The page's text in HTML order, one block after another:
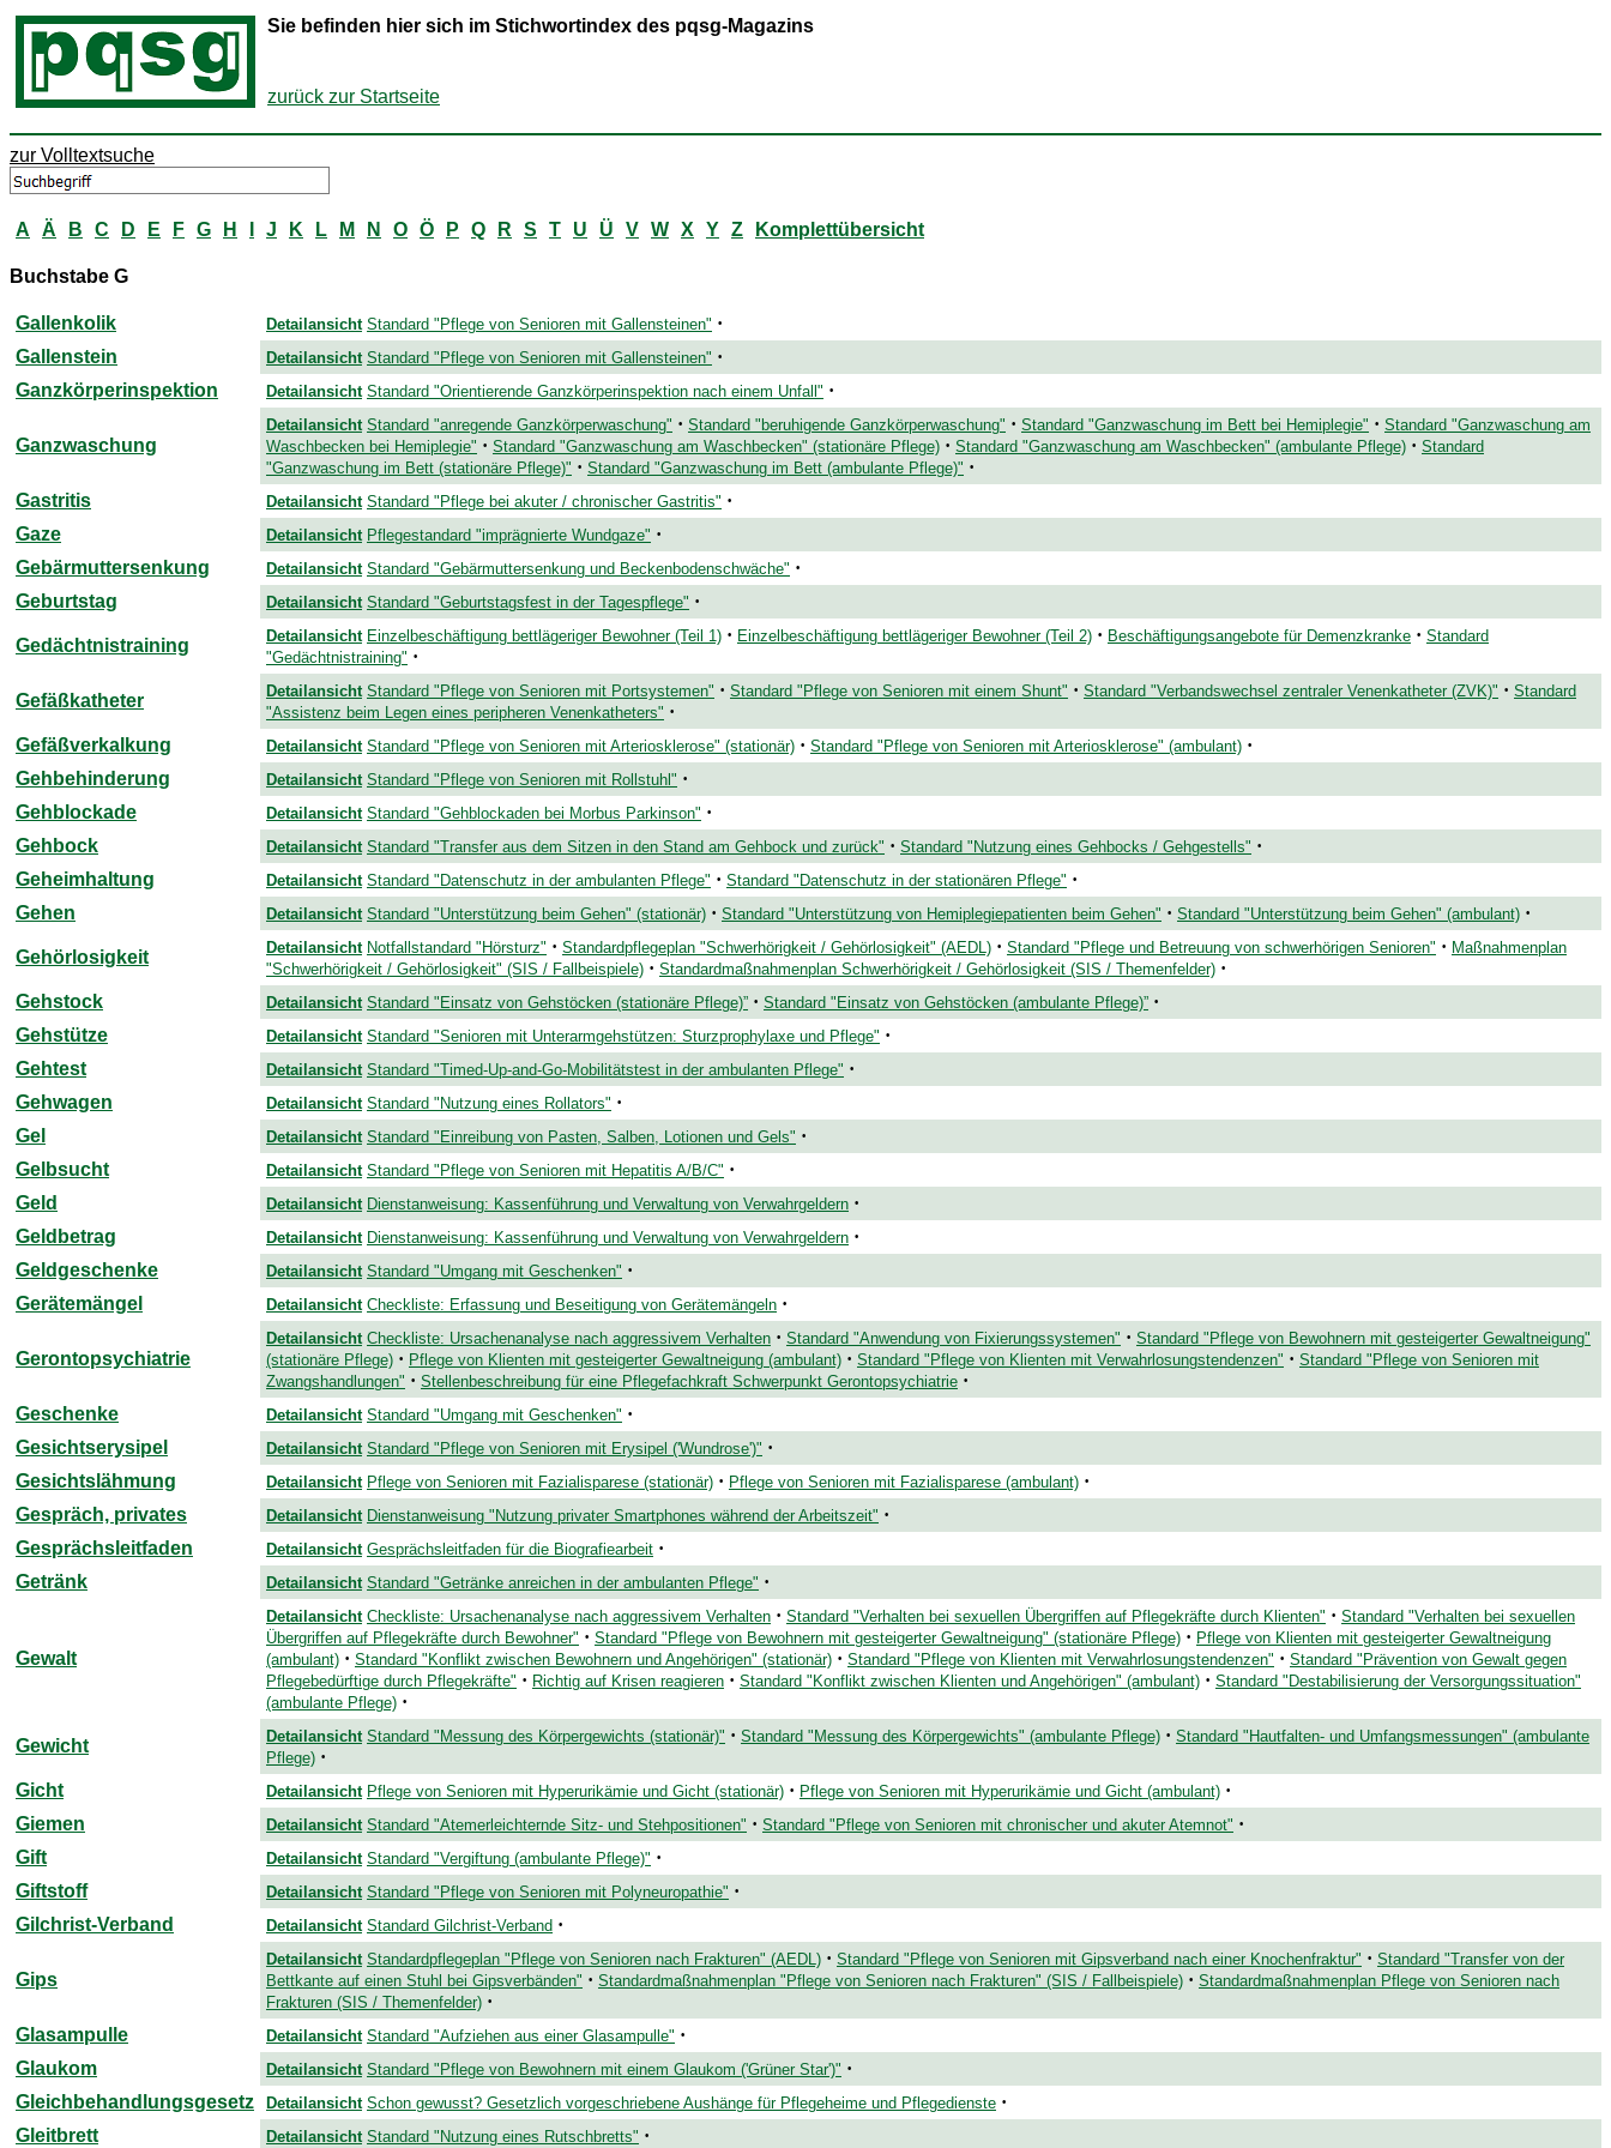
Sie befinden hier sich im Stichwortindex des pqsg-Magazins
zurück zur Startseite
zur Volltextsuche
A Ä B C D E F G H J K L M N O Ö P Q R S T U Ü V W X Y Z Komplettübersicht
Buchstabe G
Gallenkolik Detailansicht Standard "Pflege von Senioren mit Gallensteinen" ·
Gallenstein
Detailansicht Standard "Pflege von Senioren mit Gallensteinen" ·
Ganzkörperinspektion
Detailansicht Standard "Orientierende Ganzkörperinspektion nach einem Unfall" ·
Ganzwaschung
Detailansicht Standard "anregende Ganzkörperwaschung" · Standard "beruhigende Ganzkörperwaschung" · Standard "Ganzwaschung im Bett bei Hemiplegie" · Standard "Ganzwaschung am
Waschbecken bei Hemiplegie" · Standard "Ganzwaschung am Waschbecken" (stationäre Pflege) · Standard "Ganzwaschung am Waschbecken" (ambulante Pflege) · Standard
"Ganzwaschung im Bett (stationäre Pflege)" · Standard "Ganzwaschung im Bett (ambulante Pflege)" ·
Gastritis
Detailansicht Standard "Pflege bei akuter / chronischer Gastritis" ·
Gaze
Detailansicht Pflegestandard "imprägnierte Wundgaze" ·
Gebärmuttersenkung
Detailansicht Standard "Gebärmuttersenkung und Beckenbodenschwäche" ·
Geburtstag
Detailansicht Standard "Geburtstagsfest in der Tagespflege" ·
Gedächtnistraining Detailansicht Einzelbeschäftigung bettlägeriger Bewohner (Teil 1) · Einzelbeschäftigung bettlägeriger Bewohner (Teil 2) · Beschäftigungsangebote für Demenzkranke · Standard
"Gedächtnistraining" ·
Gefäßkatheter Detailansicht Standard "Pflege von Senioren mit Portsystemen" · Standard "Pflege von Senioren mit einem Shunt" · Standard "Verbandswechsel zentraler Venenkatheter (ZVK)" · Standard
"Assistenz beim Legen eines peripheren Venenkatheters" ·
Gefäßverkalkung
Detailansicht Standard "Pflege von Senioren mit Arteriosklerose" (stationär) · Standard "Pflege von Senioren mit Arteriosklerose" (ambulant) ·
Gehbehinderung
Detailansicht Standard "Pflege von Senioren mit Rollstuhl" ·
Gehblockade
Detailansicht Standard "Gehblockaden bei Morbus Parkinson" ·
Gehbock
Detailansicht Standard "Transfer aus dem Sitzen in den Stand am Gehbock und zurück" · Standard "Nutzung eines Gehbocks / Gehgestells" ·
Geheimhaltung
Detailansicht Standard "Datenschutz in der ambulanten Pflege" · Standard "Datenschutz in der stationären Pflege" ·
Gehen
Detailansicht Standard "Unterstützung beim Gehen" (stationär) · Standard "Unterstützung von Hemiplegiepatienten beim Gehen" · Standard "Unterstützung beim Gehen" (ambulant) ·
Gehörlosigkeit Detailansicht Notfallstandard "Hörsturz" · Standardpflegeplan "Schwerhörigkeit / Gehörlosigkeit" (AEDL) · Standard "Pflege und Betreuung von schwerhörigen Senioren" · Maßnahmenplan
"Schwerhörigkeit / Gehörlosigkeit" (SIS / Fallbeispiele) · Standardmaßnahmenplan Schwerhörigkeit / Gehörlosigkeit (SIS / Themenfelder) ·
Gehstock
Detailansicht Standard "Einsatz von Gehstöcken (stationäre Pflege)” · Standard "Einsatz von Gehstöcken (ambulante Pflege)” ·
Gehstütze
Detailansicht Standard "Senioren mit Unterarmgehstützen: Sturzprophylaxe und Pflege" ·
Gehtest
Detailansicht Standard "Timed-Up-and-Go-Mobilitätstest in der ambulanten Pflege" ·
Gehwagen
Detailansicht Standard "Nutzung eines Rollators" ·
Gel
Detailansicht Standard "Einreibung von Pasten, Salben, Lotionen und Gels" ·
Gelbsucht
Detailansicht Standard "Pflege von Senioren mit Hepatitis A/B/C" ·
Geld
Detailansicht Dienstanweisung: Kassenführung und Verwaltung von Verwahrgeldern ·
Geldbetrag
Detailansicht Dienstanweisung: Kassenführung und Verwaltung von Verwahrgeldern ·
Geldgeschenke
Detailansicht Standard "Umgang mit Geschenken" ·
Gerätemängel
Detailansicht Checkliste: Erfassung und Beseitigung von Gerätemängeln ·
Gerontopsychiatrie
Detailansicht Checkliste: Ursachenanalyse nach aggressivem Verhalten · Standard "Anwendung von Fixierungssystemen" · Standard "Pflege von Bewohnern mit gesteigerter Gewaltneigung"
(stationäre Pflege) · Pflege von Klienten mit gesteigerter Gewaltneigung (ambulant) · Standard "Pflege von Klienten mit Verwahrlosungstendenzen" · Standard "Pflege von Senioren mit
Zwangshandlungen" · Stellenbeschreibung für eine Pflegefachkraft Schwerpunkt Gerontopsychiatrie ·
Geschenke
Detailansicht Standard "Umgang mit Geschenken" ·
Gesichtserysipel
Detailansicht Standard "Pflege von Senioren mit Erysipel ('Wundrose')" ·
Gesichtslähmung
Detailansicht Pflege von Senioren mit Fazialisparese (stationär) · Pflege von Senioren mit Fazialisparese (ambulant) ·
Gespräch, privates
Detailansicht Dienstanweisung "Nutzung privater Smartphones während der Arbeitszeit" ·
Gesprächsleitfaden
Detailansicht Gesprächsleitfaden für die Biografiearbeit ·
Getränk
Detailansicht Standard "Getränke anreichen in der ambulanten Pflege" ·
Gewalt
Detailansicht Checkliste: Ursachenanalyse nach aggressivem Verhalten · Standard "Verhalten bei sexuellen Übergriffen auf Pflegekräfte durch Klienten" · Standard "Verhalten bei sexuellen
Übergriffen auf Pflegekräfte durch Bewohner" · Standard "Pflege von Bewohnern mit gesteigerter Gewaltneigung" (stationäre Pflege) · Pflege von Klienten mit gesteigerter Gewaltneigung
(ambulant) · Standard "Konflikt zwischen Bewohnern und Angehörigen" (stationär) · Standard "Pflege von Klienten mit Verwahrlosungstendenzen" · Standard "Prävention von Gewalt gegen
Pflegebedürftige durch Pflegekräfte" · Richtig auf Krisen reagieren · Standard "Konflikt zwischen Klienten und Angehörigen" (ambulant) · Standard "Destabilisierung der Versorgungssituation"
(ambulante Pflege) ·
Gewicht Detailansicht Standard "Messung des Körpergewichts (stationär)" · Standard "Messung des Körpergewichts" (ambulante Pflege) · Standard "Hautfalten- und Umfangsmessungen" (ambulante
Pflege) ·
Gicht
Detailansicht Pflege von Senioren mit Hyperurikämie und Gicht (stationär) · Pflege von Senioren mit Hyperurikämie und Gicht (ambulant) ·
Giemen
Detailansicht Standard "Atemerleichternde Sitz- und Stehpositionen" · Standard "Pflege von Senioren mit chronischer und akuter Atemnot" ·
Gift
Detailansicht Standard "Vergiftung (ambulante Pflege)" ·
Giftstoff
Detailansicht Standard "Pflege von Senioren mit Polyneuropathie" ·
Gilchrist-Verband
Detailansicht Standard Gilchrist-Verband ·
Gips
Detailansicht Standardpflegeplan "Pflege von Senioren nach Frakturen" (AEDL) · Standard "Pflege von Senioren mit Gipsverband nach einer Knochenfraktur" · Standard "Transfer von der
Bettkante auf einen Stuhl bei Gipsverbänden" · Standardmaßnahmenplan "Pflege von Senioren nach Frakturen" (SIS / Fallbeispiele) · Standardmaßnahmenplan Pflege von Senioren nach
Frakturen (SIS / Themenfelder) ·
Glasampulle
Detailansicht Standard "Aufziehen aus einer Glasampulle" ·
Glaukom
Detailansicht Standard "Pflege von Bewohnern mit einem Glaukom ('Grüner Star')" ·
Gleichbehandlungsgesetz
Detailansicht Schon gewusst? Gesetzlich vorgeschriebene Aushänge für Pflegeheime und Pflegedienste ·
Gleitbrett
Detailansicht Standard "Nutzung eines Rutschbretts" ·